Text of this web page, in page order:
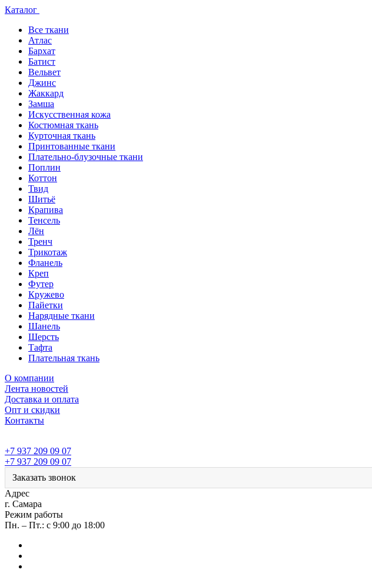
Каталог
Все ткани
Атлас
Бархат
Батист
Вельвет
Джинс
Жаккард
Замша
Искусственная кожа
Костюмная ткань
Курточная ткань
Принтованные ткани
Плательно-блузочные ткани
Поплин
Коттон
Твид
Шитьё
Крапива
Тенсель
Лён
Тренч
Трикотаж
Фланель
Креп
Футер
Кружево
Пайетки
Нарядные ткани
Шанель
Шерсть
Тафта
Плательная ткань
О компании
Лента новостей
Доставка и оплата
Опт и скидки
Контакты
+7 937 209 09 07
+7 937 209 09 07
Заказать звонок
Адрес
г. Самара
Режим работы
Пн. – Пт.: с 9:00 до 18:00